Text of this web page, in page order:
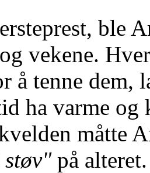
ble
vekene.
å tenne dem,
ha varme
måtte
på alteret.